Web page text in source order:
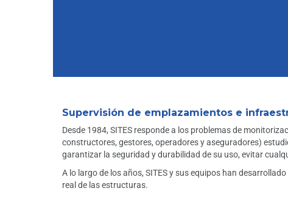
Supervisión de emplazamientos e
Desde 1984, SITES responde a los problemas de
constructores, gestores, operadores y aseguradores)
garantizar la seguridad y durabilidad de su uso, evitar
A lo largo de los años, SITES y sus equipos han
real de las estructuras.